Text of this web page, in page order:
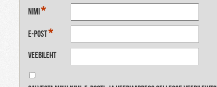
Nimi *
E-post*
Veebileht